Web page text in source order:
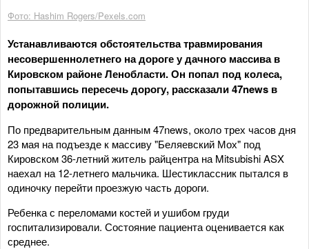
Фото: Hashim Rogers/Pexels.com
Устанавливаются обстоятельства травмирования
несовершеннолетнего на дороге у дачного массива в
Кировском районе Ленобласти. Он попал под колеса,
попытавшись пересечь дорогу, рассказали 47news в
дорожной полиции.
По предварительным данным 47news, около трех часов дня
23 мая на подъезде к массиву "Беляевский Мох" под
Кировском 36-летний житель райцентра на Mitsubishi ASX
наехал на 12-летнего мальчика. Шестиклассник пытался в
одиночку перейти проезжую часть дороги.
Ребенка с переломами костей и ушибом груди
госпитализировали. Состояние пациента оценивается как
среднее.